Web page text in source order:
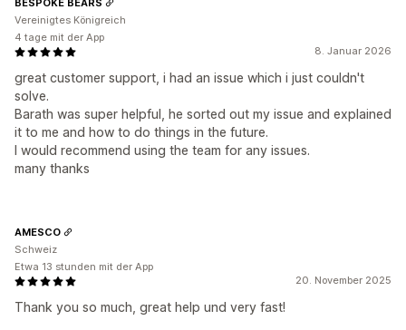
8. Januar 2026
great customer support, i had an issue which i just couldn't
solve.
Barath was super helpful, he sorted out my issue and explained
it to me and how to do things in the future.
I would recommend using the team for any issues.
many thanks
Vereinigtes Königreich
4 tage mit der App
20. November 2025
Thank you so much, great help und very fast!
AMESCO
Schweiz
Etwa 13 stunden mit der App